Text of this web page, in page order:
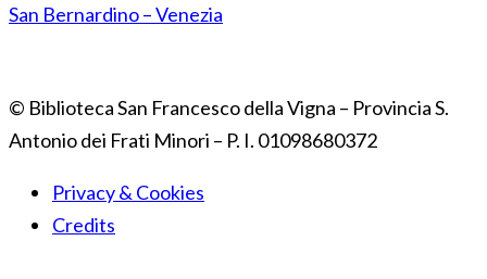
San Bernardino – Venezia
© Biblioteca San Francesco della Vigna – Provincia S.
Antonio dei Frati Minori – P. I. 01098680372
Privacy & Cookies
Credits